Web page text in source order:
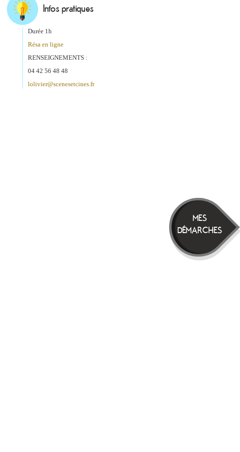
MES
DÉMARCHES
Infos pratiques
Durée 1h
Résa en ligne
RENSEIGNEMENTS :
04 42 56 48 48
lolivier@scenesetcines.fr